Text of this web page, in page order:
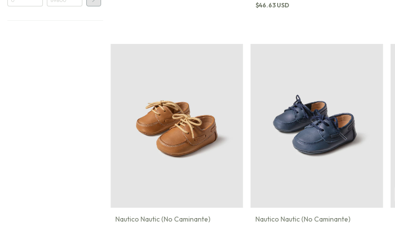
$46.63 USD
Nautico Nautic (No Caminante) Nautico Nautic (No Caminante)